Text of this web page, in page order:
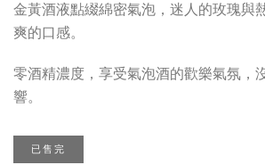
金黃酒液點綴綿密氣泡，迷人的玫瑰與
爽的口感。
零酒精濃度，享受氣泡酒的歡樂氣氛，
響。
已售完